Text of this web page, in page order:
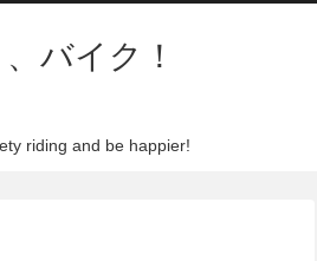
バイク！
riding and be happier!